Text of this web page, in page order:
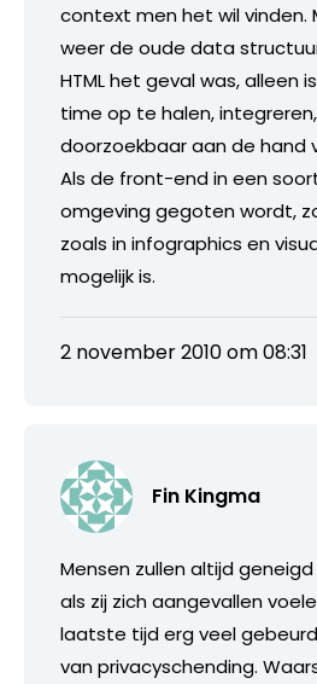
context men het wil vinden.
weer de oude data
HTML het geval was, alleen
time op te halen,
doorzoekbaar aan de
Als de front-end in een
omgeving gegoten wordt,
zoals in infographics en
mogelijk is.
2 november 2010 om 08:31
Fin Kingma
Mensen zullen altijd
als zij zich aangevallen
laatste tijd erg veel
van privacyschending.